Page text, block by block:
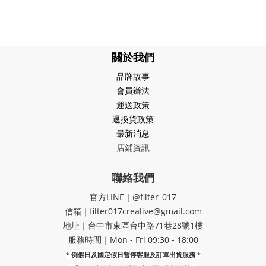
關於我們
品牌故事
會員辦法
運送政策
退換貨政策
最新消息
店鋪資訊
聯絡我們
官方LINE｜@filter_017
信箱｜filter017crealive@gmail.com
地址｜​台中市東區台中路71巷28號1樓
服務時間｜Mon - Fri 09:30 - 18:00
* 例假日及國定假日暫停客服及訂單出貨服務 *